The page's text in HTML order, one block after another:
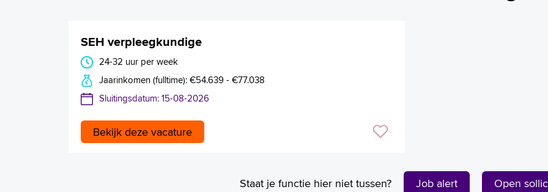
SEH verpleegkundige
24-32 uur per week
Jaarinkomen (fulltime): €54.639 - €77.038
Sluitingsdatum: 15-08-2026
Bekijk deze vacature
Staat je functie hier niet tussen? Job alert Open